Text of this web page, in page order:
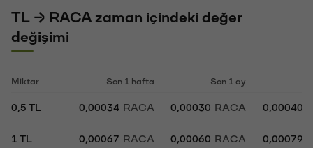
TL → RACA zaman içindeki değer
değişimi
Miktar Son 1 hafta Son 1 ay
0,5 TL 0,00034 RACA 0,00030 RACA 0,00040
1 TL 0,00067 RACA 0,00060 RACA 0,00079